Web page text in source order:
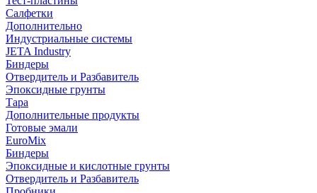
Салфетки
Дополнительно
Индустриальные системы
JETA Industry
Биндеры
Отвердитель и Разбавитель
Эпоксидные грунты
Тара
Дополнительные продукты
Готовые эмали
EuroMix
Биндеры
Эпоксидные и кислотные грунты
Отвердитель и Разбавитель